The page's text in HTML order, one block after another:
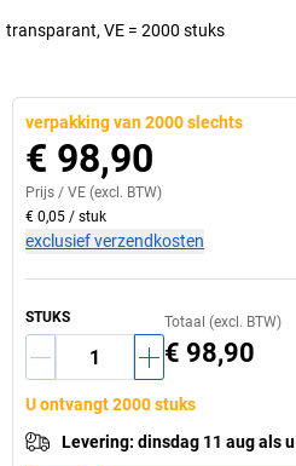
transparant, VE = 2000 stuks
verpakking van 2000 slechts
€ 98,90
Prijs / VE (excl. BTW)
€ 0,05 / stuk
exclusief verzendkosten
STUKS Totaal (excl. BTW)
€ 98,90
U ontvangt 2000 stuks
Levering: dinsdag 11 augals u